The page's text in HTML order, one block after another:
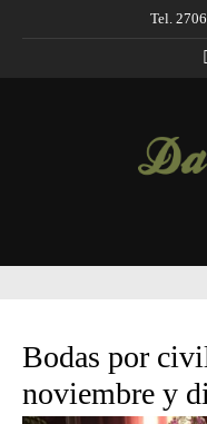
Tel.
Bodas por
noviembre y